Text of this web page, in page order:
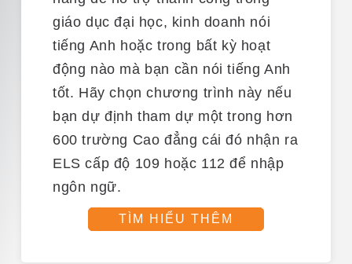
giáo dục đại học, kinh doanh nói
tiếng Anh hoặc trong bất kỳ hoạt
động nào mà bạn cần nói tiếng Anh
tốt. Hãy chọn chương trình này nếu
bạndự định tham dự một trong hơn
600trường Cao đẳng cái đó nhận ra
ELS cấp độ 109 hoặc 112 để nhập
ngôn ngữ.
TÌM HIỂU THÊM